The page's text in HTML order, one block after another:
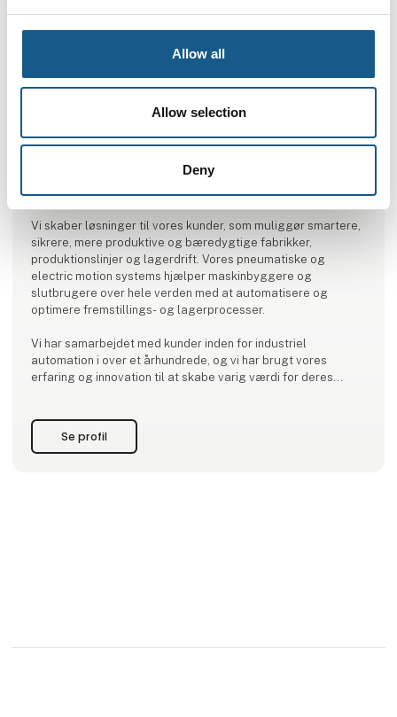
Allow all
Allow selection
Deny
IMI
Vi skaber løsninger til vores kunder, som muliggør smartere,
sikrere, mere produktive og bæredygtige fabrikker,
produktionslinjer og lagerdrift. Vores pneumatiske og
electric motion systems hjælper maskinbyggere og
slutbrugere over hele verden med at automatisere og
optimere fremstillings- og lagerprocesser.
Vi har samarbejdet med kunder inden for industriel
automation i over et århundrede, og vi har brugt vores
erfaring og innovation til at skabe varig værdi for deres
Se profil